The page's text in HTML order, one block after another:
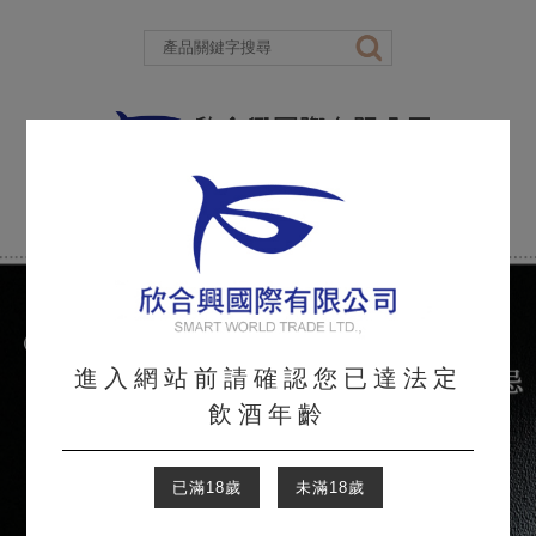
進入網站前請確認您已達法定
飲酒年齡
已滿18歲 未滿18歲